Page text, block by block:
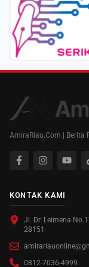
AmiraRiau.Com | Berita
KONTAK KAMI
Jl. Dr. Leimena
28151
0812-7036-4999